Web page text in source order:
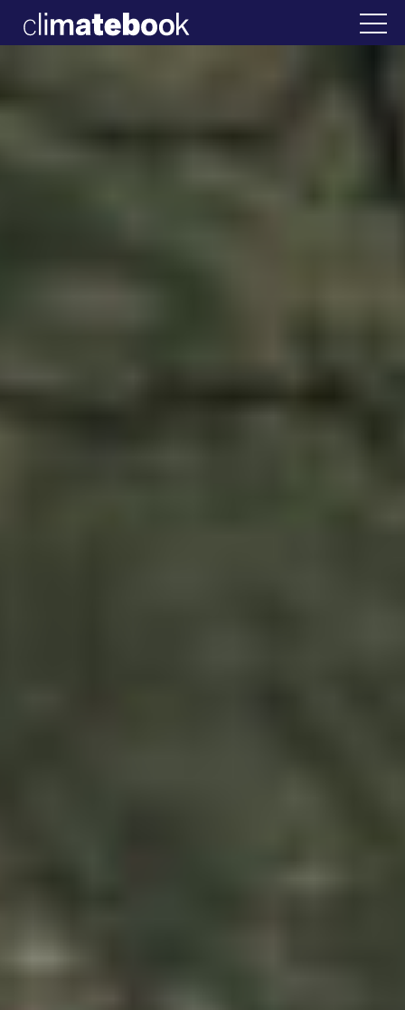
22 ΙΑΝ 2026 2025 Η άβολη αλήθεια